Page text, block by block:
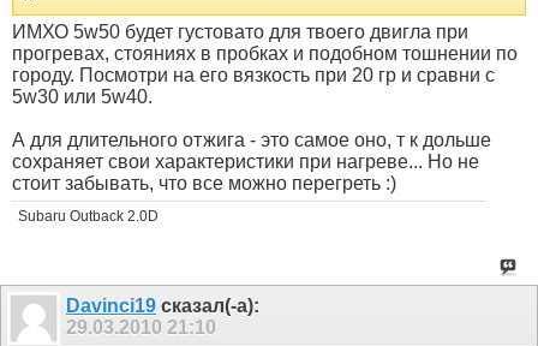
ИМХО 5w50 будет густовато для твоего двигла при
прогревах, стояниях в пробках и подобном тошнении по
городу. Посмотри на его вязкость при 20 гр и сравни с
5w30 или 5w40.
А для длительного отжига - это самое оно, т к дольше
сохраняет свои характеристики при нагреве... Но не
стоит забывать, что все можно перегреть :)
Subaru Outback 2.0D
Davinci19 сказал(-а):
29.03.2010 21:10